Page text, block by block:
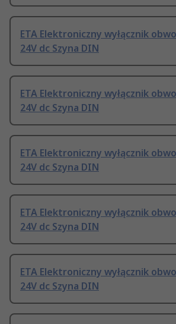
ETA Elektroniczny wyłącznik
24V dc Szyna DIN
ETA Elektroniczny wyłącznik
24V dc Szyna DIN
ETA Elektroniczny wyłącznik
24V dc Szyna DIN
ETA Elektroniczny wyłącznik
24V dc Szyna DIN
ETA Elektroniczny wyłącznik
24V dc Szyna DIN